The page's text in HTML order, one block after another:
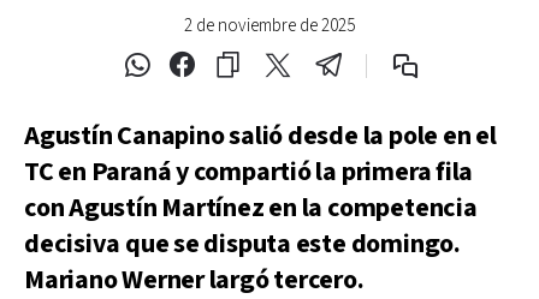
2 de noviembre de 2025
Agustín Canapino salió desde la pole en el
TC en Paraná y compartió la primera fila
con Agustín Martínez en la competencia
decisiva que se disputa este domingo.
Mariano Werner largó tercero.